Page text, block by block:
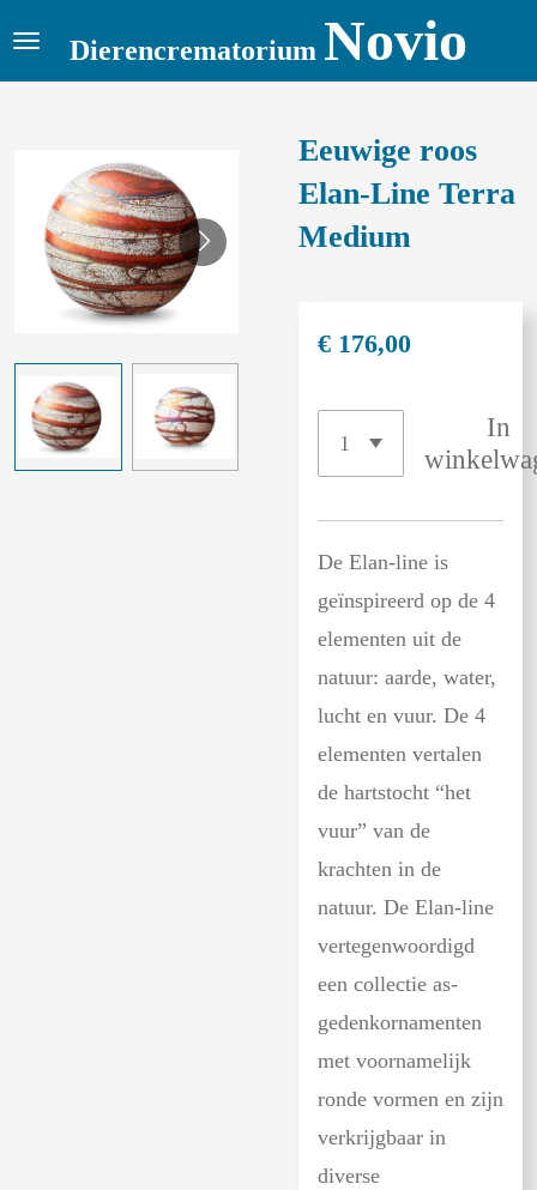
Ga
hoofdinhoud
Dierencrematorium Novio
Eeuwige roos
Elan-Line Terra
Medium
€ 176,00
In
De Elan-line is
geïnspireerd op de 4
elementen uit de
natuur: aarde, water,
lucht en vuur. De 4
elementen vertalen
de hartstocht “het
vuur” van de
krachten in de
natuur. De Elan-line
vertegenwoordigd
een collectie as-
gedenkornamenten
met voornamelijk
ronde vormen en zijn
verkrijgbaar in
diverse